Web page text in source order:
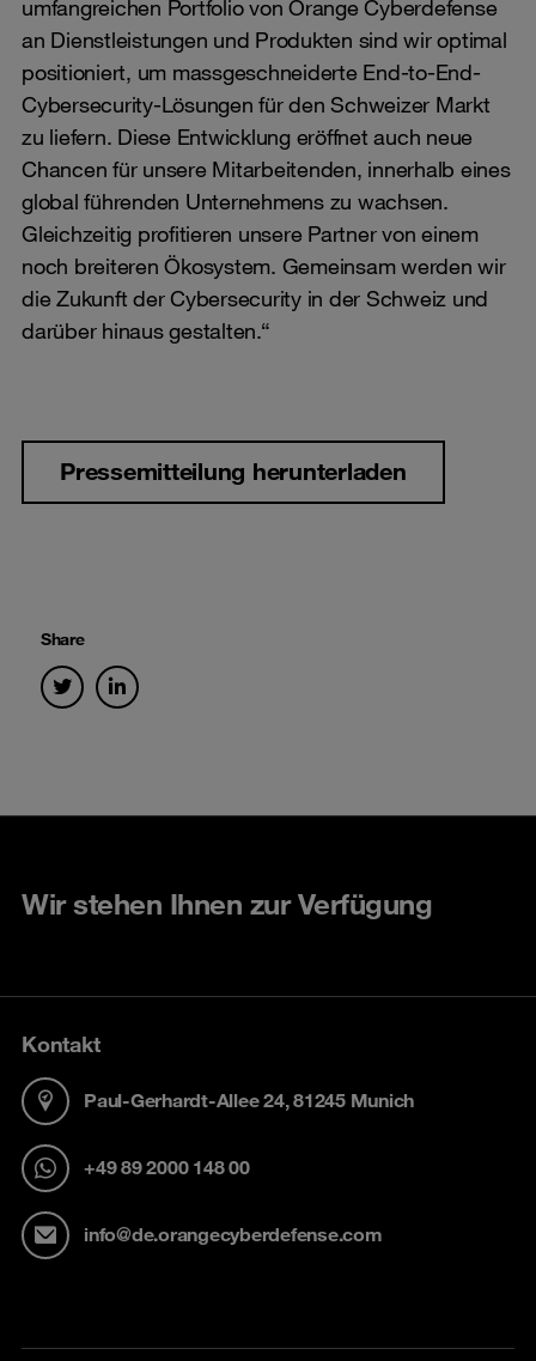
Share
umfangreichen Portfolio von Orange Cyberdefense
an Dienstleistungen und Produkten sind wir optimal
positioniert, um massgeschneiderte End-to-End-
Cybersecurity-Lösungen für den Schweizer Markt
zu liefern. Diese Entwicklung eröffnet auch neue
Chancen für unsere Mitarbeitenden, innerhalb eines
global führenden Unternehmens zu wachsen.
Gleichzeitig profitieren unsere Partner von einem
noch breiteren Ökosystem. Gemeinsam werden wir
die Zukunft der Cybersecurity in der Schweiz und
darüber hinaus gestalten.“
Pressemitteilung herunterladen
Wir stehen Ihnen zur Verfügung
Kontakt
Paul-Gerhardt-Allee 24, 81245 Munich
+49 89 2000 148 00
info@de.orangecyberdefense.com